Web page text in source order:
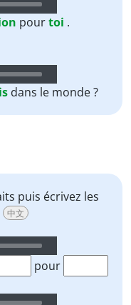
pourtoi .
dans le monde ?
puis écrivez les
中文
pour